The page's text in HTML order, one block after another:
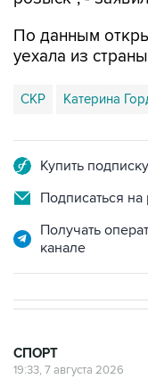
По данным
уехала из
СКР Катерина
Купить
Подписаться на
Получать
канале
СПОРТ
19:33, 7 августа 2026